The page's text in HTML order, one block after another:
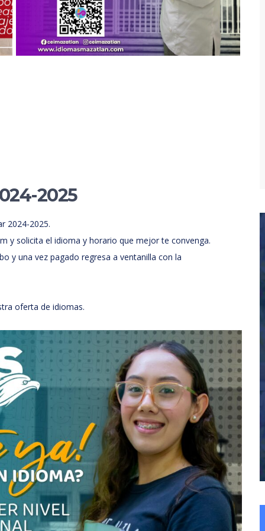
2025
2024-2025.
y solicita el idioma y horario que mejor te convenga.
y una vez pagado regresa a ventanilla con la
oferta de idiomas.